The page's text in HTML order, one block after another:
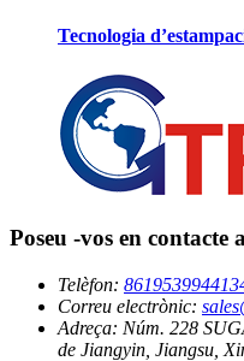
Tecnologia
Poseu -vos en contacte
Telèfon:
Correu electrònic:
Adreça: Núm. 228
de Jiangyin, Jiangsu,